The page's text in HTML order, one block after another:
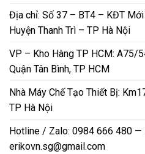
Địa chỉ: Số 37 – BT4 – KĐT Mới
Huyện Thanh Trì – TP Hà Nội
VP – Kho Hàng TP HCM: A75/
Quận Tân Bình, TP HCM
Nhà Máy Chế Tạo Thiết Bị:
TP Hà Nội
Hotline / Zalo: 0984 666 480 —
erikovn.sg@gmail.com